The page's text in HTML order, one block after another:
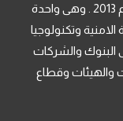
فى مطلع عام 2013 . وهى واحدة
وتكنولوجيا
البنوك والشركات
والهيئات وقطاع